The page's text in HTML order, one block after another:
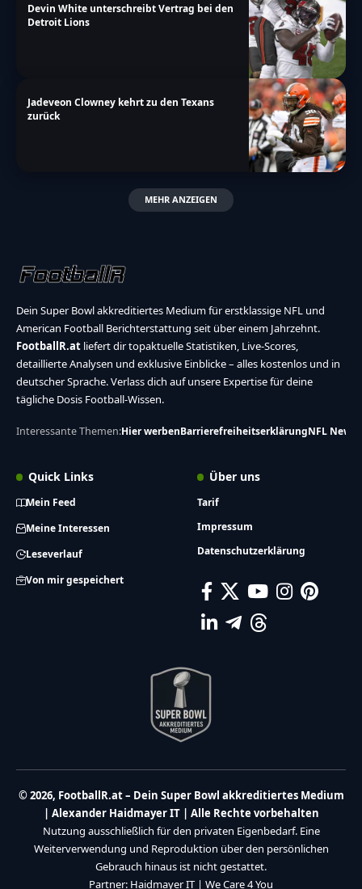
Devin White unterschreibt Vertrag bei den
Detroit Lions
Jadeveon Clowney kehrt zu den Texans
zurück
MEHR ANZEIGEN
Dein Super Bowl akkreditiertes Medium für erstklassige NFL und
American Football Berichterstattung seit über einem Jahrzehnt.
FootballR.at liefert dir topaktuelle Statistiken, Live-Scores,
detaillierte Analysen und exklusive Einblicke – alles kostenlos und in
deutscher Sprache. Verlass dich auf unsere Expertise für deine
tägliche Dosis Football-Wissen.
Interessante Themen:Hier werbenBarrierefreiheitserklärungNFL News
Quick Links
Mein Feed
Meine Interessen
Leseverlauf
Von mir gespeichert
Über uns
Tarif
Impressum
Datenschutzerklärung
© 2026, FootballR.at – Dein Super Bowl akkreditiertes Medium
| Alexander Haidmayer IT | Alle Rechte vorbehalten
Nutzung ausschließlich für den privaten Eigenbedarf. Eine
Weiterverwendung und Reproduktion über den persönlichen
Gebrauch hinaus ist nicht gestattet.
Partner: Haidmayer IT | We Care 4 You